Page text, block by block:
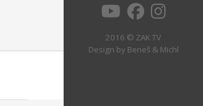
2016 © ZAK TV
Design by Beneš & Michl